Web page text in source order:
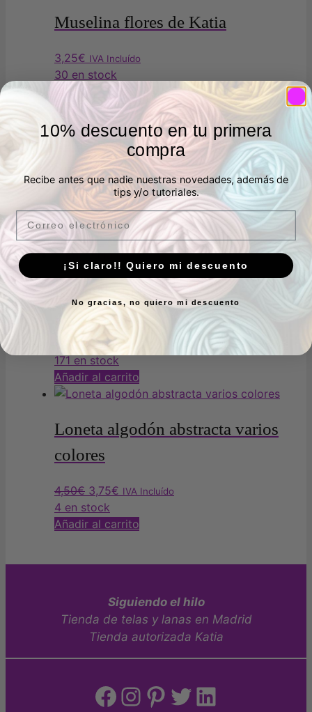
Muselina flores de Katia
3,25€ IVA Incluído
30 en stock
Añadir al carrito
Tela viyela algodón orgánico
huellas rosa
4,75€
El
precio
original
era:
4,75€.
2,00€El
precio
actual
es:
2,00€.
IVA Incluído
15 en stock
Añadir al carrito
Entretela blanca
Valorado con
0,90€ IVA Incluído
171 en stock
Añadir al carrito
Loneta algodón abstracta varios
colores
4,50€ El
precio
original
3,75€ El
actual
IVA Incluído
4 en stock
Añadir al carrito
Siguiendo el hilo
Tienda de telas y lanas en Madrid
Tienda autorizada Katia
Facebook
Instagram
Pinterest
Twitter
LinkedIn
10% descuento en tu primera
compra
Recibe antes que nadie nuestras novedades, además de
tips y/o tutoriales.
Email
¡Si claro!! Quiero mi descuento
No gracias, no quiero mi descuento